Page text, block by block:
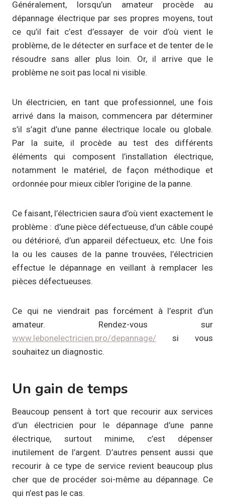
Généralement, lorsqu’un amateur procède au
dépannage électrique par ses propres moyens, tout
ce qu’il fait c’est d’essayer de voir d’où vient le
problème, de le détecter en surface et de tenter de le
résoudre sans aller plus loin. Or, il arrive que le
problème ne soit pas local ni visible.
Un électricien, en tant que professionnel, une fois
arrivé dans la maison, commencera par déterminer
s’il s’agit d’une panne électrique locale ou globale.
Par la suite, il procède au test des différents
éléments qui composent l’installation électrique,
notamment le matériel, de façon méthodique et
ordonnée pour mieux cibler l’origine de la panne.
Ce faisant, l’électricien saura d’où vient exactement le
problème : d’une pièce défectueuse, d’un câble coupé
ou détérioré, d’un appareil défectueux, etc. Une fois
la ou les causes de la panne trouvées, l’électricien
effectue le dépannage en veillant à remplacer les
pièces défectueuses.
Ce qui ne viendrait pas forcément à l’esprit d’un
amateur. Rendez-vous sur
www.lebonelectricien.pro/depannage/ si vous
souhaitez un diagnostic.
Un gain de temps
Beaucoup pensent à tort que recourir aux services
d’un électricien pour le dépannage d’une panne
électrique, surtout minime, c’est dépenser
inutilement de l’argent. D’autres pensent aussi que
recourir à ce type de service revient beaucoup plus
cher que de procéder soi-même au dépannage. Ce
qui n’est pas le cas.